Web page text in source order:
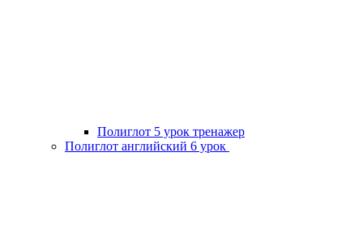
Полиглот 5 урок тренажер
Полиглот английский 6 урок